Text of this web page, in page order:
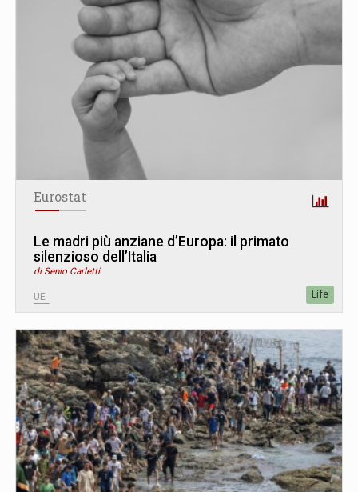
Eurostat
Le madri più anziane d’Europa: il primato
silenzioso dell’Italia
di Senio Carletti
UE Life